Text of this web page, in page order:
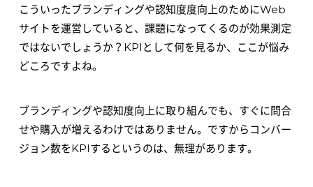
こういったブランディングや認知度度向上のためにWeb
サイトを運営していると、課題になってくるのが効果測定
ではないでしょうか？KPIとして何を見るか、ここが悩み
どころですよね。
ブランディングや認知度向上に取り組んでも、すぐに問合
せや購入が増えるわけではありません。ですからコンバー
ジョン数をKPIするというのは、無理があります。